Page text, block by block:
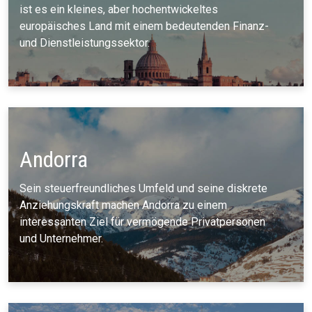
ist es ein kleines, aber hochentwickeltes
europäisches Land mit einem bedeutenden Finanz-
und Dienstleistungssektor.
Andorra
Sein steuerfreundliches Umfeld und seine diskrete
Anziehungskraft machen Andorra zu einem
interessanten Ziel für vermögende Privatpersonen
und Unternehmer.